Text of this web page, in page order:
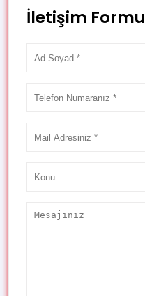
İletişim Formu